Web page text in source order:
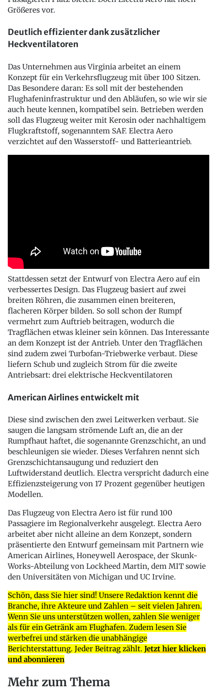
Größeres vor.
Deutlich effizienter dank zusätzlicher
Heckventilatoren
Das Unternehmen aus Virginia arbeitet an einem
Konzept für ein Verkehrsflugzeug mit über 100 Sitzen.
Das Besondere daran: Es soll mit der bestehenden
Flughafeninfrastruktur und den Abläufen, so wie wir sie
auch heute kennen, kompatibel sein. Betrieben werden
soll das Flugzeug weiter mit Kerosin oder nachhaltigem
Flugkraftstoff, sogenanntem SAF. Electra Aero
verzichtet auf den Wasserstoff- und Batterieantrieb.
Stattdessen setzt der Entwurf von Electra Aero auf ein
verbessertes Design. Das Flugzeug basiert auf zwei
breiten Röhren, die zusammen einen breiteren,
flacheren Körper bilden. So soll schon der Rumpf
vermehrt zum Auftrieb beitragen, wodurch die
Tragflächen etwas kleiner sein können. Das Interessante
an dem Konzept ist der Antrieb. Unter den Tragflächen
sind zudem zwei Turbofan-Triebwerke verbaut. Diese
liefern Schub und zugleich Strom für die zweite
Antriebsart: drei elektrische Heckventilatoren
American Airlines entwickelt mit
Diese sind zwischen den zwei Leitwerken verbaut. Sie
saugen die langsam strömende Luft an, die an der
Rumpfhaut haftet, die sogenannte Grenzschicht, an und
beschleunigen sie wieder. Dieses Verfahren nennt sich
Grenzschichtansaugung und reduziert den
Luftwiderstand deutlich. Electra verspricht dadurch eine
Effizienzsteigerung von 17 Prozent gegenüber heutigen
Modellen.
Das Flugzeug von Electra Aero ist für rund 100
Passagiere im Regionalverkehr ausgelegt. Electra Aero
arbeitet aber nicht alleine an dem Konzept, sondern
präsentierte den Entwurf gemeinsam mit Partnern wie
American Airlines, Honeywell Aerospace, der Skunk-
Works-Abteilung von Lockheed Martin, dem MIT sowie
den Universitäten von Michigan und UC Irvine.
Schön, dass Sie hier sind! Unsere Redaktion kennt die
Branche, ihre Akteure und Zahlen – seit vielen Jahren.
Wenn Sie uns unterstützen wollen, zahlen Sie weniger
als für ein Getränk am Flughafen. Zudem lesen Sie
werbefrei und stärken die unabhängige
Berichterstattung. Jeder Beitrag zählt. Jetzt hier klicken
und abonnieren
Mehr zum Thema